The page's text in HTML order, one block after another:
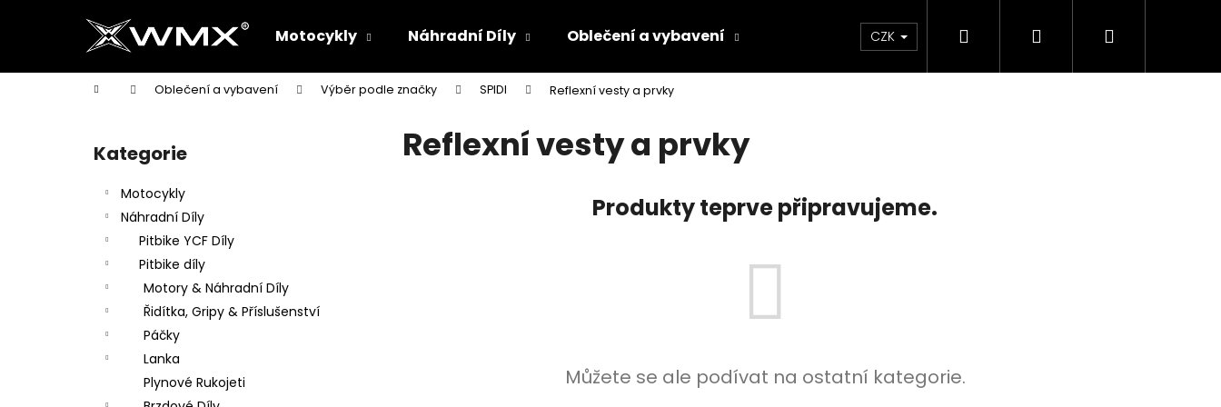
Motocykly Náhradní Díly Oblečení a vybavení Oleje & Maziva Příslušenství Dárkové
CZK Hledat PřihlášeníNákupní
Domů Oblečení a vybavení Výběr podle značky SPIDI Reflexní vesty a prvky
Přeskočit
kategorie
Kategorie
Motocykly
Náhradní Díly
Pitbike YCF Díly
Pitbike díly
Motory & Náhradní Díly
Řidítka, Gripy & Příslušenství
Páčky
Lanka
Plynové Rukojeti
Reflexní vesty a prvky
Produkty teprve připravujeme.
Můžete se ale podívat na ostatní kategorie.
í
Zpět
do
Zpět
do
Co potřebujete najít?